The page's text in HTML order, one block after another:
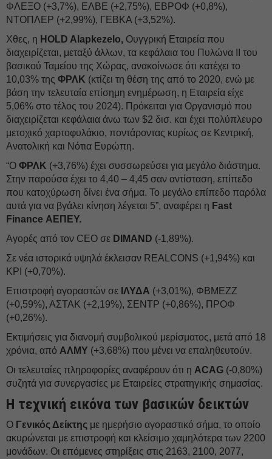
ΦΛΕΞΟ (+3,7%), ΕΛΒΕ (+2,75%), ΕΒΡΟΦ (+0,8%),
ΝΤΟΠΛΕΡ (+2,99%), ΓΕΒΚΑ (+3,52%).
Χθες, η HOLD Alapkezelo, Ουγγρική Εταιρεία που
διαχειρίζεται, μεταξύ άλλων, τα κεφάλαια του Πυλώνα ΙΙ του
βασικού Ταμείου της Χώρας, ανακοίνωσε ότι κατέχει το
10,03% της ΦΡΛΚ (κτίζει τη θέση της από το 2020, ενώ με
βάση την τελευταία επίσημη ενημέρωση, η Εταιρεία είχε
5,06% στο τέλος του 2024). Πρόκειται για Οργανισμό που
διαχειρίζεται κεφάλαια άνω των $2 δισ. και έχει πολύπλευρο
μετοχικό χαρτοφυλάκιο, ποντάροντας κυρίως σε Κεντρική,
Ανατολική και Νότια Ευρώπη.
“O ΦΡΛΚ (+3,76%) έχει συσσωρεύσει για μεγάλο διάστημα.
Στην παρούσα έχει το 4,40 – 4,45 σαν αντίσταση, επίπεδο
που κατοχύρωση δίνει ένα σήμα. Το μεγάλο επίπεδο παρόλα
αυτά για να βγάλει κίνηση λέγεται 5”, αναφέρει η Fast
Finance ΑΕΠΕΥ.
Αγορές από τον CEO σε DIMAND (-1,89%).
Σε νέα ιστορικά υψηλά έκλεισαν REALCONS (+1,94%) και
ΚΡΙ (+0,70%).
Επιστροφή αγοραστών σε ΙΛΥΔΑ (+3,01%), ΦΒΜΕΖΖ
(+0,59%), ΑΣΤΑΚ (+2,19%), ΣΕΝΤΡ (+0,86%), ΠΡΟΦ
(+0,26%).
Εκτιμήσεις για διανομή συμβολικού μερίσματος, μετά από 18
χρόνια, από ΑΛΜΥ (+3,68%) που μένει να επαληθευτούν.
Οι τελευταίες πληροφορίες αναφέρουν ότι η ACAG (-0,80%)
συζητά για συνεργασίες με Εταιρείες στρατηγικής σημασίας.
Η τεχνική εικόνα των βασικών δεικτών
Ο Γενικός Δείκτης με ημερήσιο αγοραστικό σήμα, το οποίο
ακυρώνεται με επιστροφή και κλείσιμο χαμηλότερα των 2200
μονάδων. Οι επόμενες στηρίξεις στις 2163, 2100, 2077,